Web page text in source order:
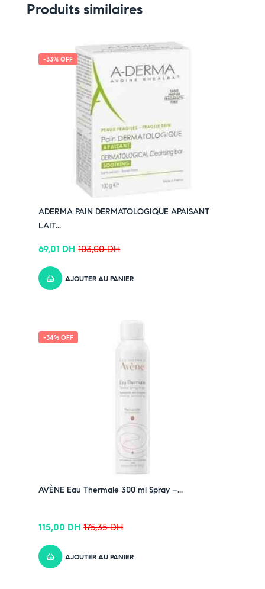
Avantages du ISISPHARMA TEEN
➤ Réduit boutons et points noirs.
➤ Régule l’excès de sébum.
➤ Apaise les irritations et diminue les rougeurs.
➤ Texture légère et rapidement absorbée.
➤ Adapté aux peaux grasses à tendance acnéique.
✔ Pour découvrir nos offres et promotions du
cliquez ici
✔ Suivez-nous sur TikTok – cliquez ici
✔ Rejoignez-nous sur Instagram –
Produits similaires
-33% OFF
ADERMA PAIN DERMATOLOGIQUE APAISANT
LAIT...
103,00DH
69,01 DH
AJOUTER AU PANIER
-34% OFF
AVÈNE Eau Thermale 300 ml Spray –...
175,35DH
115,00 DH
AJOUTER AU PANIER